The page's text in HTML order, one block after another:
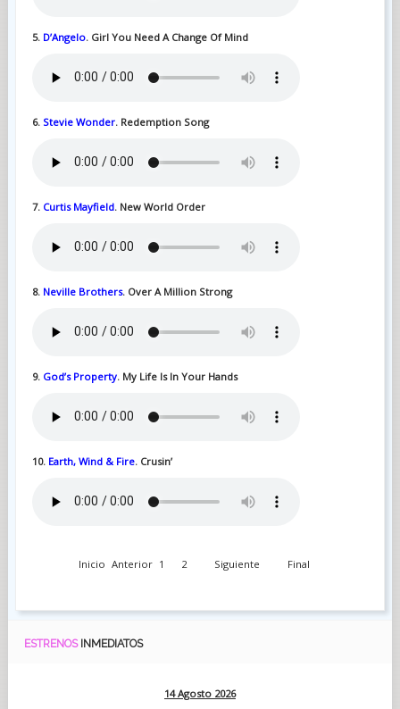
5. D’Angelo. Girl You Need A Change Of Mind
6. Stevie Wonder. Redemption Song
7. Curtis Mayfield. New World Order
8. Neville Brothers. Over A Million Strong
9. God’s Property. My Life Is In Your Hands
10. Earth, Wind & Fire. Crusin’
Inicio Anterior 1 2 Siguiente Final
ESTRENOS INMEDIATOS
14 Agosto 2026